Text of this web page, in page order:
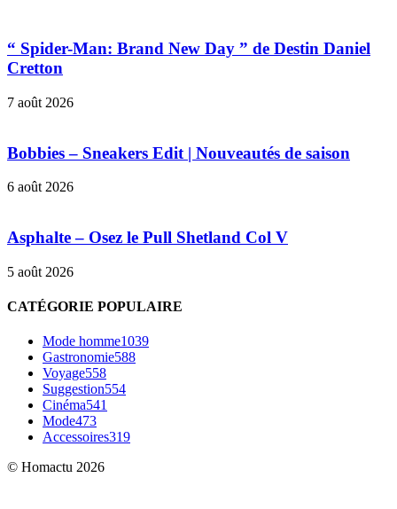
“ Spider-Man: Brand New Day ” de Destin Daniel
Cretton
7 août 2026
Bobbies – Sneakers Edit | Nouveautés de saison
6 août 2026
Asphalte – Osez le Pull Shetland Col V
5 août 2026
CATÉGORIE POPULAIRE
Mode homme1039
Gastronomie588
Voyage558
Suggestion554
Cinéma541
Mode473
Accessoires319
© Homactu 2026